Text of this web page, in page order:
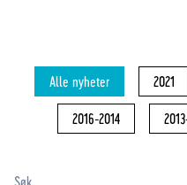
Alle nyheter 2021
2016-2014